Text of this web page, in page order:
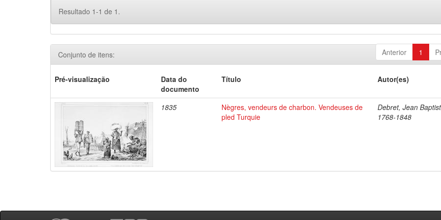
Resultado 1-1 de 1.
Anterior 1
Conjunto de itens:
Pré-visualização
Data do
documento
Título Autor(es)
1835
Nègres, vendeurs de charbon. Vendeuses de
pled Turquie
Debret, Jean
1768-1848